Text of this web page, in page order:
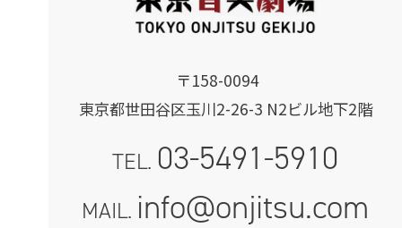
〒158-0094
東京都世田谷区玉川2-26-3 N2ビル地下2階
TEL. 03-5491-5910
MAIL. info@onjitsu.com